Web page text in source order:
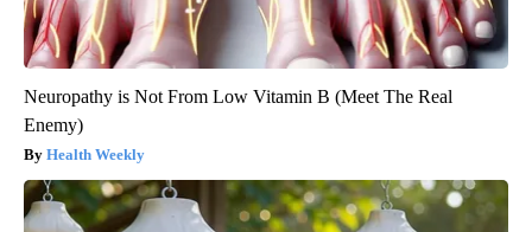
Neuropathy is Not From Low Vitamin B (Meet The Real
Enemy)
Health Weekly